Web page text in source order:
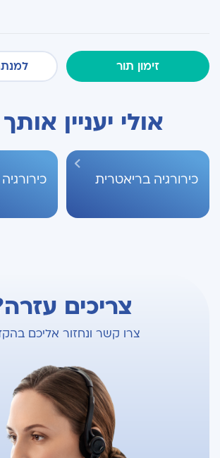
זימון תור
אולי יעניין
כירורגיה בריאטרית
צריכים
צרו קשר ונחזור אליכם